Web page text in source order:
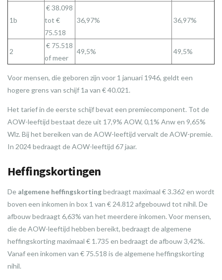
1b
€ 38.098
tot €
75.518
36,97% 36,97%
2
€ 75.518
of meer
49,5% 49,5%
Voor mensen, die geboren zijn voor 1 januari 1946, geldt een
hogere grens van schijf 1a van € 40.021.
Het tarief in de eerste schijf bevat een premiecomponent. Tot de
AOW-leeftijd bestaat deze uit 17,9% AOW, 0,1% Anw en 9,65%
Wlz. Bij het bereiken van de AOW-leeftijd vervalt de AOW-premie.
In 2024 bedraagt de AOW-leeftijd 67 jaar.
Heffingskortingen
De algemene heffingskortingbedraagt maximaal € 3.362 en wordt
boven een inkomen in box 1 van € 24.812 afgebouwd tot nihil. De
afbouw bedraagt 6,63% van het meerdere inkomen. Voor mensen,
die de AOW-leeftijd hebben bereikt, bedraagt de algemene
heffingskorting maximaal € 1.735 en bedraagt de afbouw 3,42%.
Vanaf een inkomen van € 75.518 is de algemene heffingskorting
nihil.